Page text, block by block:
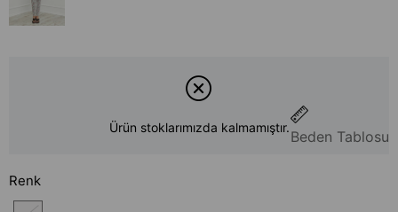
Beden Tablosu
Ürün stoklarımızda kalmamıştır.
Renk